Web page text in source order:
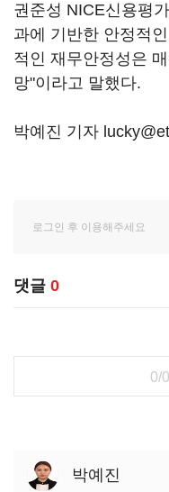
권준성 NICE신용평
과에 기반한 안정적
적인 재무안정성은
망"이라고 말했다.
박예진 기자
댓글 0
0/0
박예진